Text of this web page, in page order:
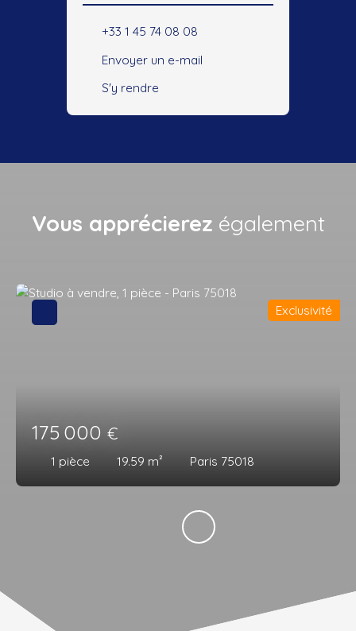
+33 1 45 74 08 08
Envoyer un e-mail
S'y rendre
Vous apprécierez également
175 000 €
1 pièce 19.59 m² Paris 75018
Exclusivité